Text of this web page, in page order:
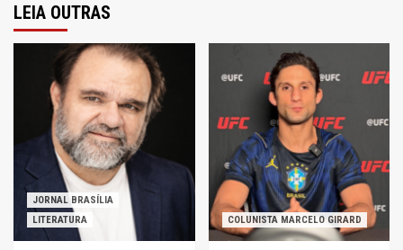
LEIA OUTRAS
JORNAL BRASÍLIA
LITERATURA
COLUNISTA MARCELO GIRARD